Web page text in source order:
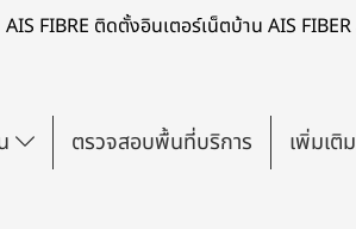
AIS FIBRE ติดตั้งอินเตอร์เน็ตบ้าน AIS
ตรวจสอบพื้นที่บริการ เพิ่มเติม